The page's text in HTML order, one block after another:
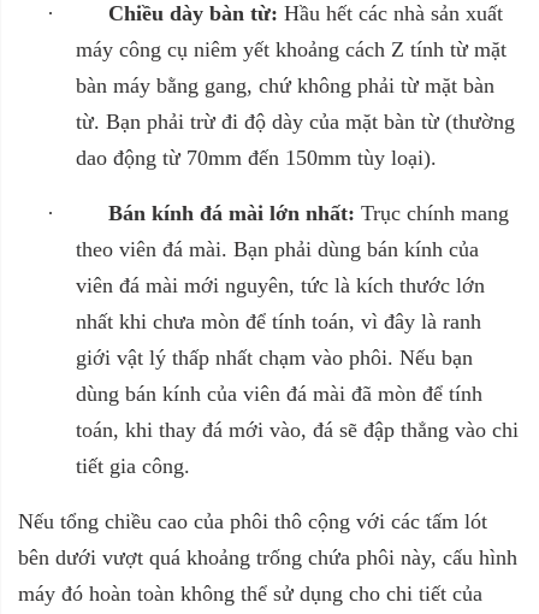
· Chiều dày bàn từ: Hầu hết các nhà sản xuất
máy công cụ niêm yết khoảng cách Z tính từ mặt
bàn máy bằng gang, chứ không phải từ mặt bàn
từ. Bạn phải trừ đi độ dày của mặt bàn từ (thường
dao động từ 70mm đến 150mm tùy loại).
· Bán kính đá mài lớn nhất: Trục chính mang
theo viên đá mài. Bạn phải dùng bán kính của
viên đá mài mới nguyên, tức là kích thước lớn
nhất khi chưa mòn để tính toán, vì đây là ranh
giới vật lý thấp nhất chạm vào phôi. Nếu bạn
dùng bán kính của viên đá mài đã mòn để tính
toán, khi thay đá mới vào, đá sẽ đập thẳng vào chi
tiết gia công.
Nếu tổng chiều cao của phôi thô cộng với các tấm lót
bên dưới vượt quá khoảng trống chứa phôi này, cấu hình
máy đó hoàn toàn không thể sử dụng cho chi tiết của